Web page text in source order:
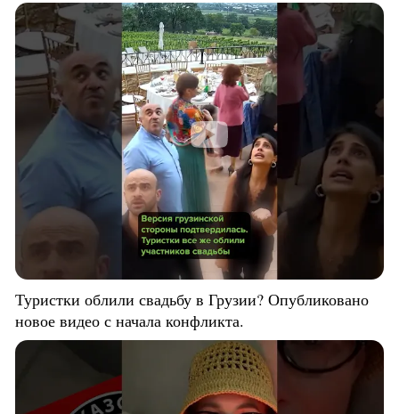
Туристки облили свадьбу в Грузии? Опубликовано
новое видео с начала конфликта.